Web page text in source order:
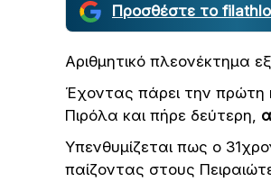
Προσθέστε το
Αριθμητικό πλεονέκτημα
Έχοντας πάρει την πρώτη
Πιρόλα και πήρε δεύτερη,
Υπενθυμίζεται πως ο
παίζοντας στους